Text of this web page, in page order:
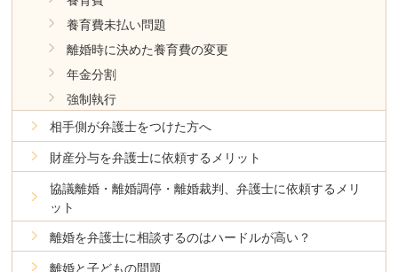
養育費未払い問題
離婚時に決めた養育費の変更
年金分割
強制執行
相手側が弁護士をつけた方へ
財産分与を弁護士に依頼するメリット
協議離婚・離婚調停・離婚裁判、弁護士に依頼するメリ
ット
離婚を弁護士に相談するのはハードルが高い？
離婚と子どもの問題